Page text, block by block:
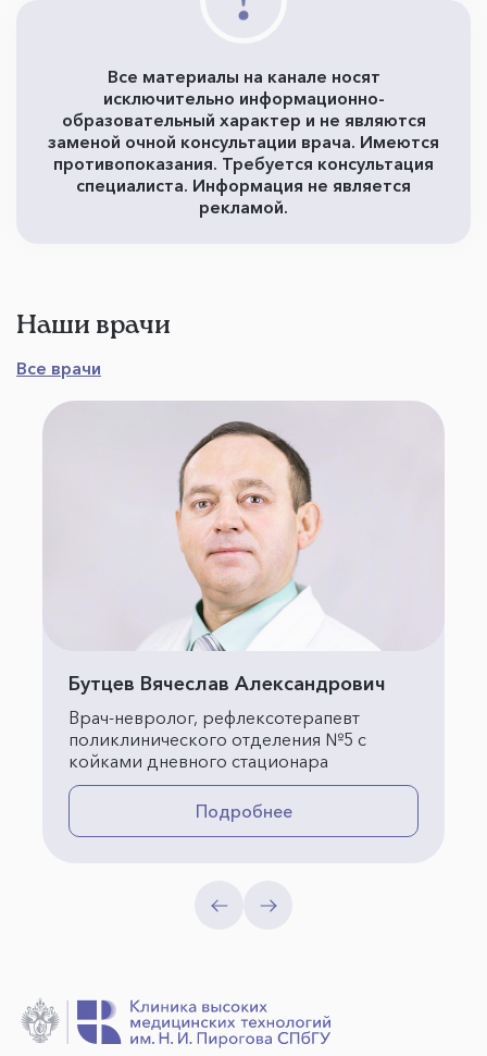
Все материалы на канале носят
исключительно информационно-
образовательный характер и не являются
заменой очной консультации врача. Имеются
противопоказания. Требуется консультация
специалиста. Информация не является
рекламой.
Наши врачи
Все врачи
Бутцев Вячеслав Александрович
Врач-невролог, рефлексотерапевт
поликлинического отделения №5 с
койками дневного стационара
Подробнее